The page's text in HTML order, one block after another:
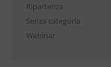
Ripartenza
Senza categoria
Webinar